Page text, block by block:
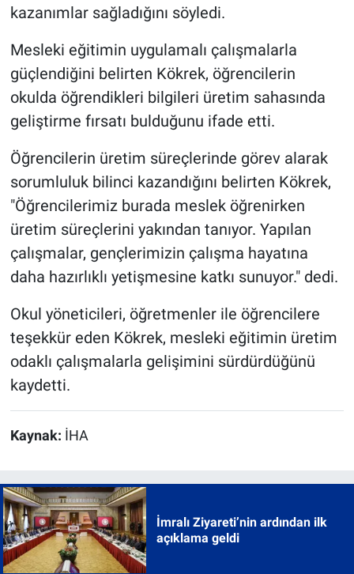
kazanımlar sağladığını söyledi.
Mesleki eğitimin uygulamalı çalışmalarla
güçlendiğini belirten Kökrek, öğrencilerin
okulda öğrendikleri bilgileri üretim sahasında
geliştirme fırsatı bulduğunu ifade etti.
Öğrencilerin üretim süreçlerinde görev alarak
sorumluluk bilinci kazandığını belirten Kökrek,
"Öğrencilerimiz burada meslek öğrenirken
üretim süreçlerini yakından tanıyor. Yapılan
çalışmalar, gençlerimizin çalışma hayatına
daha hazırlıklı yetişmesine katkı sunuyor." dedi.
Okul yöneticileri, öğretmenler ile öğrencilere
teşekkür eden Kökrek, mesleki eğitimin üretim
odaklı çalışmalarla gelişimini sürdürdüğünü
kaydetti.
Kaynak: İHA
İmralı Ziyareti’nin ardından ilk
açıklama geldi